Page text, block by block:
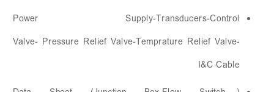
Power Supply-Transducers-Control
Valve- Pressure Relief Valve-Temprature Relief Valve-
I&C Cable